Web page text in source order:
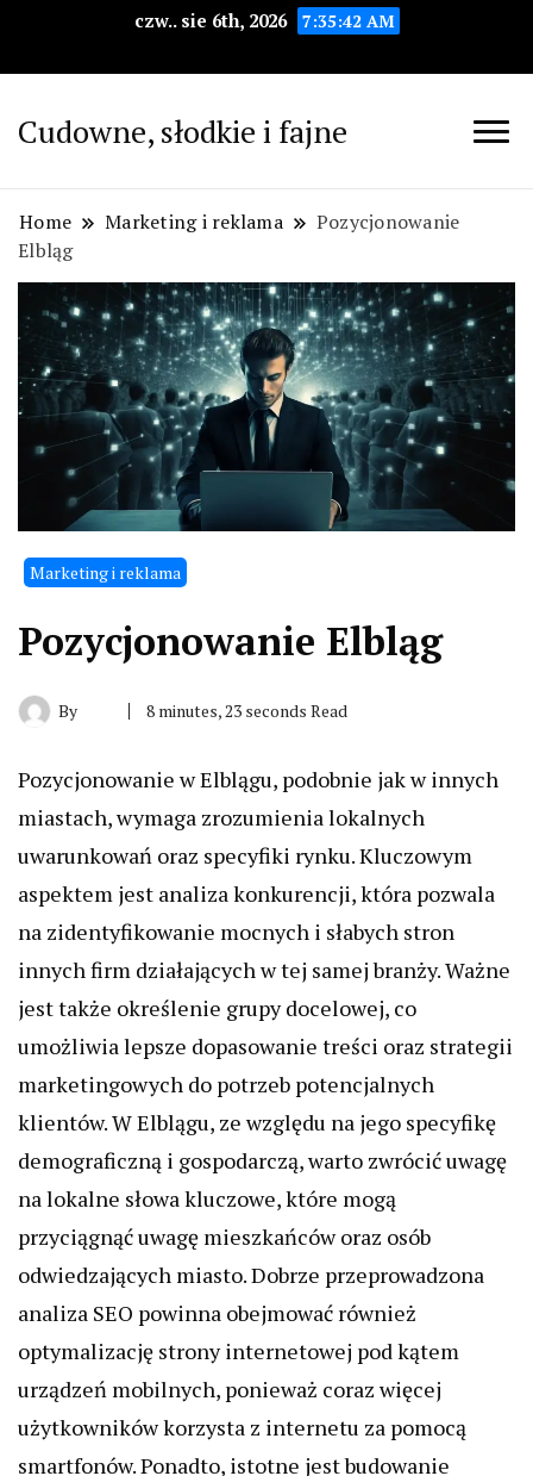
czw.. sie 6th, 2026 7:35:43 AM
Cudowne, słodkie i fajne
Home Marketing i reklama
Pozycjonowanie
Elbląg
Marketing i reklama
Pozycjonowanie Elbląg
By 8 minutes, 23 seconds Read
Pozycjonowanie w Elblągu, podobnie jak w innych
miastach, wymaga zrozumienia lokalnych
uwarunkowań oraz specyfiki rynku. Kluczowym
aspektem jest analiza konkurencji, która pozwala
na zidentyfikowanie mocnych i słabych stron
innych firm działających w tej samej branży. Ważne
jest także określenie grupy docelowej, co
umożliwia lepsze dopasowanie treści oraz strategii
marketingowych do potrzeb potencjalnych
klientów. W Elblągu, ze względu na jego specyfikę
demograficzną i gospodarczą, warto zwrócić uwagę
na lokalne słowa kluczowe, które mogą
przyciągnąć uwagę mieszkańców oraz osób
odwiedzających miasto. Dobrze przeprowadzona
analiza SEO powinna obejmować również
optymalizację strony internetowej pod kątem
urządzeń mobilnych, ponieważ coraz więcej
użytkowników korzysta z internetu za pomocą
smartfonów. Ponadto, istotne jest budowanie